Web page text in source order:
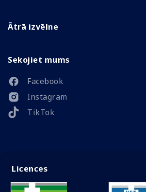
Ātrā izvēlne
Sekojiet mums
Facebook
Instagram
TikTok
Licences